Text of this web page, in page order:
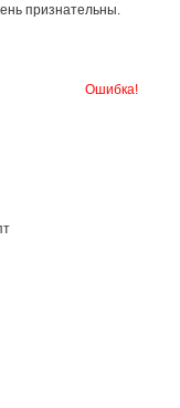
признательны.
Ошибка!